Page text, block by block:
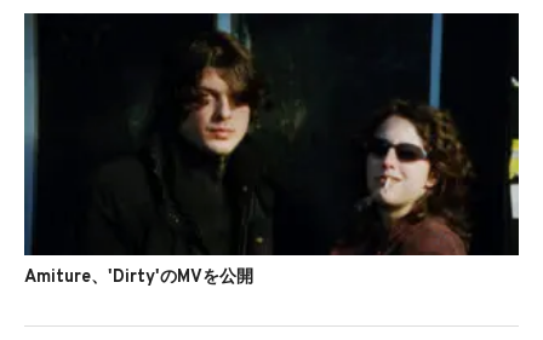
Amiture、'Dirty'のMVを公開